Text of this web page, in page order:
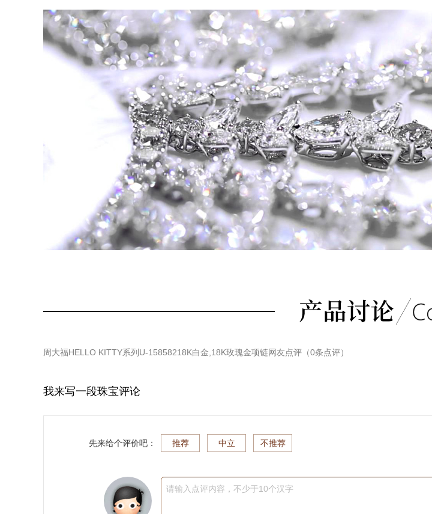
周大福HELLO KITTY系列U-15858218K白金,18K玫瑰金项链网友点评（0条点评）
我来写一段珠宝评论
先来给个评价吧： 推荐 中立 不推荐
请输入点评内容，不少于10个汉字